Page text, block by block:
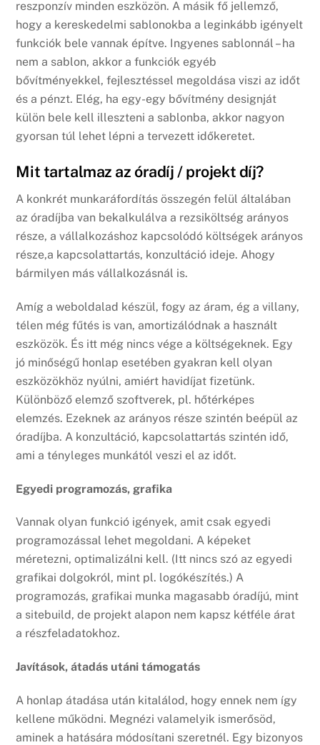
reszponzív minden eszközön. A másik fő jellemző,
hogy a kereskedelmi sablonokba a leginkább igényelt
funkciók bele vannak építve. Ingyenes sablonnál – ha
nem a sablon, akkor a funkciók egyéb
bővítményekkel, fejlesztéssel megoldása viszi az időt
és a pénzt. Elég, ha egy-egy bővítmény designját
külön bele kell illeszteni a sablonba, akkor nagyon
gyorsan túl lehet lépni a tervezett időkeretet.
Mit tartalmaz az óradíj / projekt díj?
A konkrét munkaráfordítás összegén felül általában
az óradíjba van bekalkulálva a rezsiköltség arányos
része, a vállalkozáshoz kapcsolódó költségek arányos
része,a kapcsolattartás, konzultáció ideje. Ahogy
bármilyen más vállalkozásnál is.
Amíg a weboldalad készül, fogy az áram, ég a villany,
télen még fűtés is van, amortizálódnak a használt
eszközök. És itt még nincs vége a költségeknek. Egy
jó minőségű honlap esetében gyakran kell olyan
eszközökhöz nyúlni, amiért havidíjat fizetünk.
Különböző elemző szoftverek, pl. hőtérképes
elemzés. Ezeknek az arányos része szintén beépül az
óradíjba. A konzultáció, kapcsolattartás szintén idő,
ami a tényleges munkától veszi el az időt.
Egyedi programozás, grafika
Vannak olyan funkció igények, amit csak egyedi
programozással lehet megoldani. A képeket
méretezni, optimalizálni kell. (Itt nincs szó az egyedi
grafikai dolgokról, mint pl. logókészítés.) A
programozás, grafikai munka magasabb óradíjú, mint
a sitebuild, de projekt alapon nem kapsz kétféle árat
a részfeladatokhoz.
Javítások, átadás utáni támogatás
A honlap átadása után kitalálod, hogy ennek nem így
kellene működni. Megnézi valamelyik ismerősöd,
aminek a hatására módosítani szeretnél. Egy bizonyos